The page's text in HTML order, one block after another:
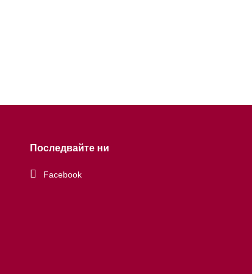
Последвайте ни
Facebook